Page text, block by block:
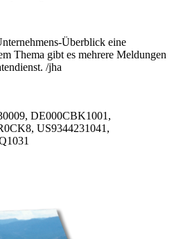
Überblick eine
Thema gibt es mehrere Meldungen
/jha
DE000CBK1001,
US9344231041,